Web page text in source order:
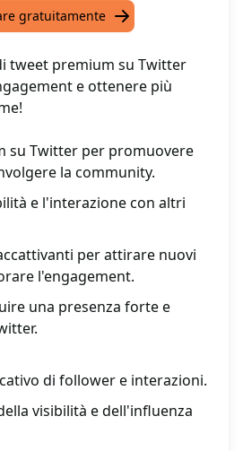
gratuitamente
tweet premium su Twitter
e ottenere più
su Twitter per promuovere
la community.
e l'interazione con altri
per attirare nuovi
l'engagement.
una presenza forte e
di follower e interazioni.
visibilità e dell'influenza